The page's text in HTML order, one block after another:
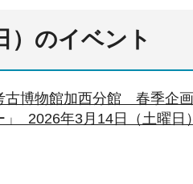
）のイベント
古博物館加西分館 春季企
」 2026年3月14日（土曜日